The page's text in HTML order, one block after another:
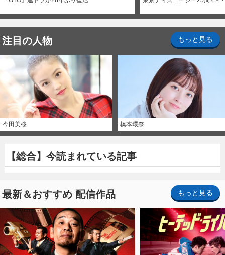
注目の人物 もっと見る
今田美桜 橋本環奈
【総合】今読まれている記事
最新＆おすすめ 配信作品 もっと見る